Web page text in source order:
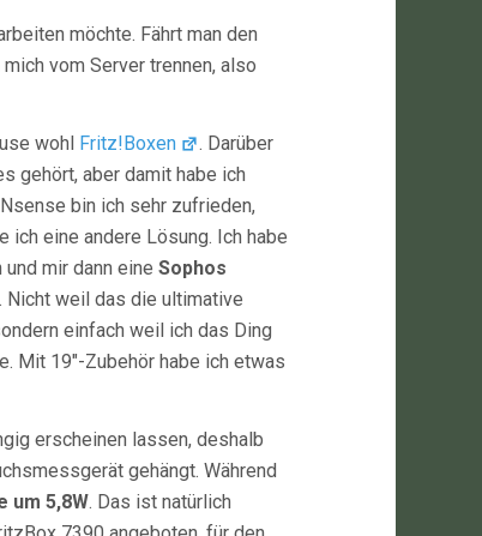
möchte. Fährt man den
vom Server trennen, also
wohl Fritz!Boxen
. Darüber
gehört, aber damit habe ich
bin ich sehr zufrieden,
ich eine andere Lösung. Ich habe
mir dann eine Sophos
Nicht weil das die ultimative
einfach weil ich das Ding
Mit 19″-Zubehör habe ich etwas
erscheinen lassen, deshalb
gehängt. Während
um 5,8W. Das ist natürlich